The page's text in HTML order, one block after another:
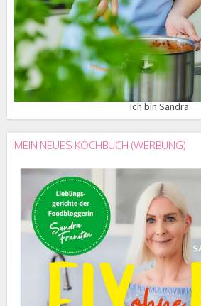
Ich bin Sandra
MEIN NEUES KOCHBUCH (WERBUNG)